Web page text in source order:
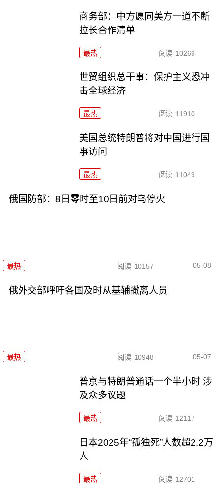
商务部：中方愿同美方一道不断
拉长合作清单
最热 阅读 10269
世贸组织总干事：保护主义恐冲
击全球经济
最热 阅读 11910
美国总统特朗普将对中国进行国
事访问
最热 阅读 11049
俄国防部：8日零时至10日前对乌停火
最热 阅读 10157 05-08
俄外交部呼吁各国及时从基辅撤离人员
最热 阅读 10948 05-07
普京与特朗普通话一个半小时 涉
及众多议题
最热 阅读 12117
日本2025年“孤独死”人数超2.2万
人
最热 阅读 12701